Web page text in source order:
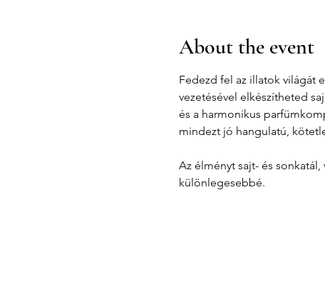
About the event
Fedezd fel az illatok világát
vezetésével elkészítheted
és a harmonikus
mindezt jó hangulatú,
Az élményt sajt- és
különlegesebbé.